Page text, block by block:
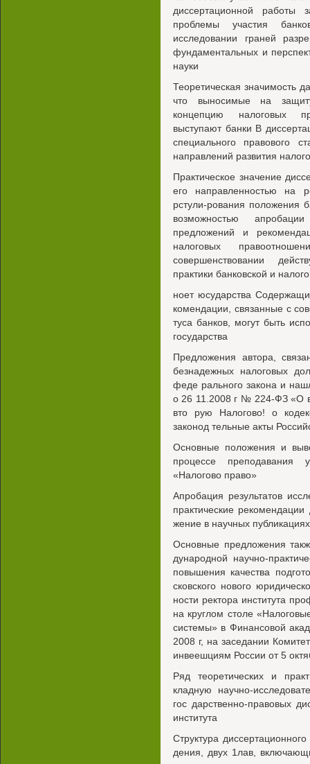
диссертационной работы
проблемы участия
исследовании граней
фундаментальных и
науки
Теоретическая значимость
что выносимые на
концепцию налоговых
выступают банки В
специального правового
направлений развития
Практическое значение
его направленностью на
рстули-рования положения
возможностью
предложений и
налоговых
совершенствовании
практики банковской и
ноет юсударства
комендации, связанные с
туса банков, могут быть
государства
Предложения автора,
безнадежных налоговых
феде рального закона и
о 26 11.2008 г № 224-ФЗ «О
вто рую Налогово! о
законод тельные акты
Основные положения и
процессе преподавания
«Налогово право»
Апробация результатов
практические
жение в научных
Основные предложения
дународной научно-
повышения качества
сковского нового
ности ректора института
на круглом столе
системы» в Финансовой
2008 г, на заседании
инвеешциям России от 5
Ряд теоретических и
кладную научно-
гос дарственно-правовых
института
Структура
дения, двух 1лав,